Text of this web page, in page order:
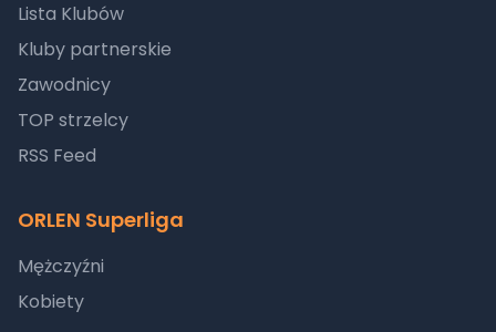
Lista Klubów
Kluby partnerskie
Zawodnicy
TOP strzelcy
RSS Feed
ORLEN Superliga
Mężczyźni
Kobiety